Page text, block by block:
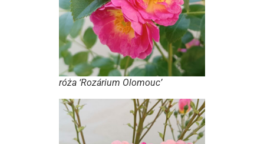
róża ‘Rozárium Olomouc’